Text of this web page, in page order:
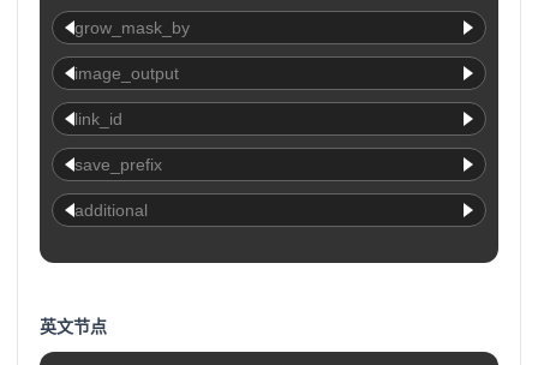
grow_mask_by
image_output
link_id
save_prefix
additional
英文节点